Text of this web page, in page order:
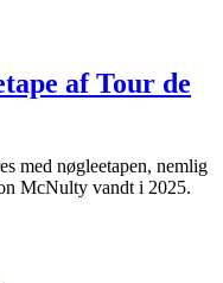
af Tour de
med nøgleetapen, nemlig
McNulty vandt i 2025.